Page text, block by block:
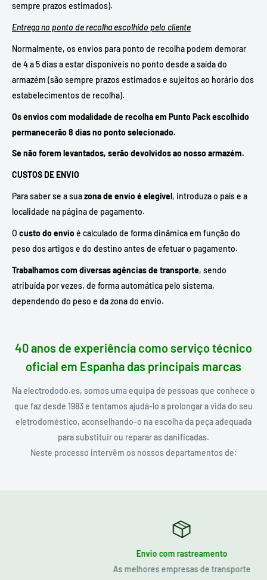
sempre prazos estimados).
Entrega no ponto de recolha escolhido pelo cliente
Normalmente, os envios para ponto de recolha podem demorar
de 4 a 5 dias a estar disponíveis no ponto desde a saída do
armazém (são sempre prazos estimados e sujeitos ao horário dos
estabelecimentos de recolha).
Os envios com modalidade de recolha em Punto Pack escolhido
permanecerão 8 dias no ponto selecionado.
Se não forem levantados, serão devolvidos ao nosso armazém.
CUSTOS DE ENVIO
Para saber se a suazona de envio é elegível, introduza o país e a
localidade na página de pagamento.
O custo do envioé calculado de forma dinâmica em função do
peso dos artigos e do destino antes de efetuar o pagamento.
Trabalhamos com diversas agências de transporte, sendo
atribuída por vezes, de forma automática pelo sistema,
dependendo do peso e da zona do envio.
40 anos de experiência como serviço técnico
oficial em Espanha das principais marcas
Na electrododo.es, somos uma equipa de pessoas que conhece o
que faz desde 1983 e tentamos ajudá-lo a prolongar a vida do seu
eletrodoméstico, aconselhando-o na escolha da peça adequada
para substituir ou reparar as danificadas.
Neste processo intervêm os nossos departamentos de:
Envio com rastreamento
As melhores empresas de transporte